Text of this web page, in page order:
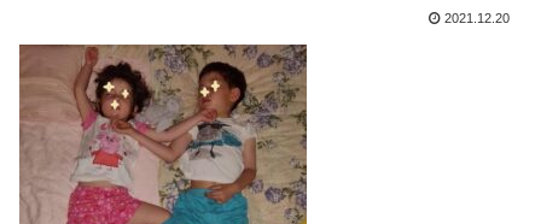
2021.12.20